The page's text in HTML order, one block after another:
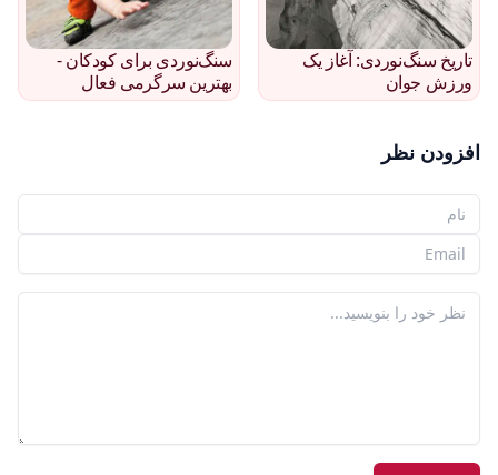
تاریخ سنگ‌نوردی: آغاز یک
ورزش جوان
سنگ‌نوردی برای کودکان -
بهترین سرگرمی فعال
افزودن نظر
نام شما
ایمیل شما
نظر شما